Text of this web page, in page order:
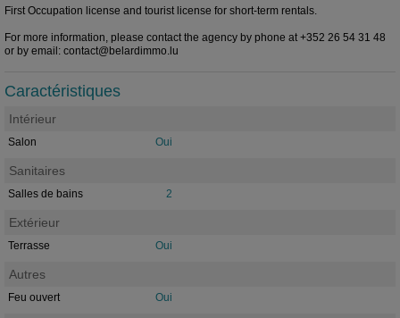
First Occupation license and tourist license for short-term rentals.
For more information, please contact the agency by phone at +352 26 54 31 48
or by email: contact@belardimmo.lu
Caractéristiques
Intérieur
Salon Oui
Sanitaires
Salles de bains 2
Extérieur
Terrasse Oui
Autres
Feu ouvert Oui